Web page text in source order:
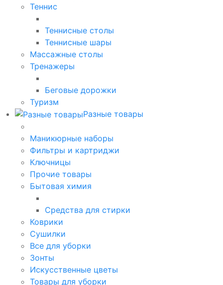
Теннис
Теннисные столы
Теннисные шары
Массажные столы
Тренажеры
Беговые дорожки
Туризм
Разные товары
Маникюрные наборы
Фильтры и картриджи
Ключницы
Прочие товары
Бытовая химия
Средства для стирки
Коврики
Сушилки
Все для уборки
Зонты
Искусственные цветы
Товары для уборки